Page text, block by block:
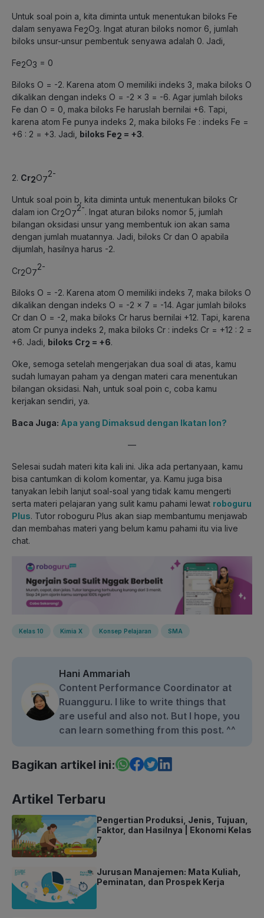
Untuk soal poin a, kita diminta untuk menentukan biloks Fe
dalam senyawa Fe2O3. Ingat aturan biloks nomor 6, jumlah
biloks unsur-unsur pembentuk senyawa adalah 0. Jadi,
Fe2O3 = 0
Biloks O = -2. Karena atom O memiliki indeks 3, maka biloks O
dikalikan dengan indeks O = -2 x 3 = -6. Agar jumlah biloks
Fe dan O = 0, maka biloks Fe haruslah bernilai +6. Tapi,
karena atom Fe punya indeks 2, maka biloks Fe : indeks Fe =
+6 : 2 = +3. Jadi, biloks Fe2 = +3.
2. Cr2O7
2-
Untuk soal poin b, kita diminta untuk menentukan biloks Cr
dalam ion Cr2O7
2-. Ingat aturan biloks nomor 5, jumlah
bilangan oksidasi unsur yang membentuk ion akan sama
dengan jumlah muatannya. Jadi, biloks Cr dan O apabila
dijumlah, hasilnya harus -2.
Cr2O7
2-
Biloks O = -2. Karena atom O memiliki indeks 7, maka biloks O
dikalikan dengan indeks O = -2 x 7 = -14. Agar jumlah biloks
Cr dan O = -2, maka biloks Cr harus bernilai +12. Tapi, karena
atom Cr punya indeks 2, maka biloks Cr : indeks Cr = +12 : 2 =
+6. Jadi, biloks Cr2 = +6.
Oke, semoga setelah mengerjakan dua soal di atas, kamu
sudah lumayan paham ya dengan materi cara menentukan
bilangan oksidasi. Nah, untuk soal poin c, coba kamu
kerjakan sendiri, ya.
Baca Juga: Apa yang Dimaksud dengan Ikatan Ion?
—
Selesai sudah materi kita kali ini. Jika ada pertanyaan, kamu
bisa cantumkan di kolom komentar, ya. Kamu juga bisa
tanyakan lebih lanjut soal-soal yang tidak kamu mengerti
serta materi pelajaran yang sulit kamu pahami lewat roboguru
Plus. Tutor roboguru Plus akan siap membantumu menjawab
dan membahas materi yang belum kamu pahami itu via live
chat.
Kelas 10 Kimia X Konsep Pelajaran SMA
Hani Ammariah
Content Performance Coordinator at
Ruangguru. I like to write things that
are useful and also not. But I hope, you
can learn something from this post. ^^
Bagikan artikel ini:
Artikel Terbaru
Pengertian Produksi, Jenis, Tujuan,
Faktor, dan Hasilnya | Ekonomi Kelas
7
Jurusan Manajemen: Mata Kuliah,
Peminatan, dan Prospek Kerja